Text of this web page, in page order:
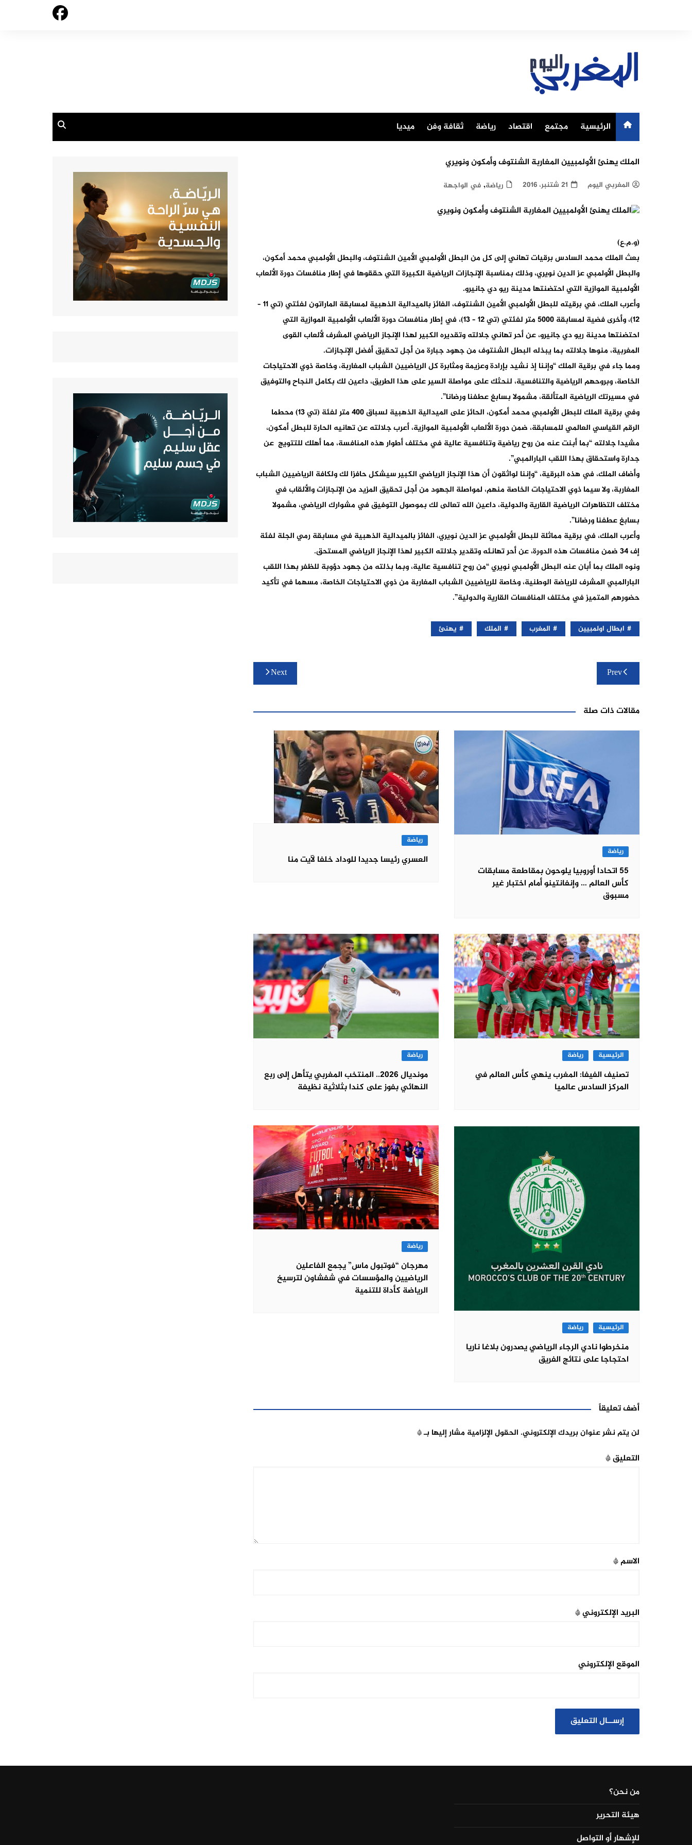
الرئيسية مجتمع اقتصاد رياضة ثقافة وفن ميديا
الملك يهنئ الأولمبيين المغاربة الشنتوف وأمكون ونويري
المغربي اليوم 21 شتنبر، 2016 رياضة, في الواجهة
(و.م.ع)
بعث الملك محمد السادس برقيات تهاني إلى كل من البطل الأولمبي الأمين الشنتوف، والبطل الأولمبي محمد أمكون،
والبطل الأولمبي عز الدين نويري، وذلك بمناسبة الإنجازات الرياضية الكبيرة التي حققوها في إطار منافسات دورة الألعاب
الأولمبية الموازية التي احتضنتها مدينة ريو دي جانيرو.
وأعرب الملك، في برقيته للبطل الأولمبي الأمين الشنتوف، الفائز بالميدالية الذهبية لمسابقة الماراتون لفئتي (تي 11 –
12)، وأخرى فضية لمسابقة 5000 متر لفئتي (تي 12 – 13)، في إطار منافسات دورة الألعاب الأولمبية الموازية التي
احتضنتها مدينة ريو دي جانيرو، عن أحر تهاني جلالته وتقديره الكبير لهذا الإنجاز الرياضي المشرف لألعاب القوى
المغربية، منوها جلالته بما يبذله البطل الشنتوف من جهود جبارة من أجل تحقيق أفضل الإنجازات.
ومما جاء في برقية الملك “وإننا إذ نشيد بإرادة وعزيمة ومثابرة كل الرياضيين الشباب المغاربة، وخاصة ذوي الاحتياجات
الخاصة، وبروحهم الرياضية والتنافسية، لنحثك على مواصلة السير على هذا الطريق، داعين لك بكامل النجاح والتوفيق
في مسيرتك الرياضية المتألقة، مشمولا بسابغ عطفنا ورضانا”.
وفي برقية الملك للبطل الأولمبي محمد أمكون، الحائز على الميدالية الذهبية لسباق 400 متر لفئة (تي 13) محطما
الرقم القياسي العالمي للمسابقة، ضمن دورة الألعاب الأولمبية الموازية، أعرب جلالته عن تهانيه الحارة للبطل أمكون،
مشيدا جلالته “بما أبنت عنه من روح رياضية وتنافسية عالية في مختلف أطوار هذه المنافسة، مما أهلك للتتويج عن
جدارة واستحقاق بهذا اللقب البارالمبي”.
وأضاف الملك، في هذه البرقية، “وإننا لواثقون أن هذا الإنجاز الرياضي الكبير سيشكل حافزا لك ولكافة الرياضيين الشباب
المغاربة، ولا سيما ذوي الاحتياجات الخاصة منهم، لمواصلة الجهود من أجل تحقيق المزيد من الإنجازات والألقاب في
مختلف التظاهرات الرياضية القارية والدولية، داعين الله تعالى لك بموصول التوفيق في مشوارك الرياضي، مشمولا
بسابغ عطفنا ورضانا”.
وأعرب الملك، في برقية مماثلة للبطل الأولمبي عز الدين نويري، الفائز بالميدالية الذهبية في مسابقة رمي الجلة لفئة
إف 34 ضمن منافسات هذه الدورة، عن أحر تهانئه وتقدير جلالته الكبير لهذا الإنجاز الرياضي المستحق.
ونوه الملك بما أبان عنه البطل الأولمبي نويري “من روح تنافسية عالية، وبما بذلته من جهود دؤوبة للظفر بهذا اللقب
البارالمبي المشرف للرياضة الوطنية، وخاصة للرياضيين الشباب المغاربة من ذوي الاحتياجات الخاصة، مسهما في تأكيد
حضورهم المتميز في مختلف المنافسات القارية والدولية”.
ابطال اولمبيين المغرب الملك يهنئ
تصفّح
المقالات
Prev
Next
مقالات ذات صلة
رياضة
55 اتحادا أوروبيا يلوحون بمقاطعة مسابقات
كأس العالم … وإنفانتينو أمام اختبار غير
مسبوق
رياضة
العسري رئيسا جديدا للوداد خلفا لآيت منا
الرئيسية رياضة
تصنيف الفيفا: المغرب ينهي كأس العالم في
المركز السادس عالميا
رياضة
مونديال 2026.. المنتخب المغربي يتأهل إلى ربع
النهائي بفوز على كندا بثلاثية نظيفة
الرئيسية رياضة
منخرطوا نادي الرجاء الرياضي يصدرون بلاغا ناريا
احتجاجا على نتائج الفريق
رياضة
مهرجان “فوتبول ماس” يجمع الفاعلين
الرياضيين والمؤسسات في شفشاون لترسيخ
الرياضة كأداة للتنمية
أضف تعليقاً
لن يتم نشر عنوان بريدك الإلكتروني. الحقول الإلزامية مشار إليها بـ*
التعليق*
الاسم*
البريد الإلكتروني*
الموقع الإلكتروني
من نحن؟
هيئة التحرير
للإشهار أو التواصل